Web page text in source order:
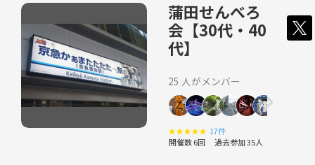
蒲田せんべろ
会【30代・40
代】
25 人がメンバー
★★★★★ 17件
開催数 6回 過去参加 35人